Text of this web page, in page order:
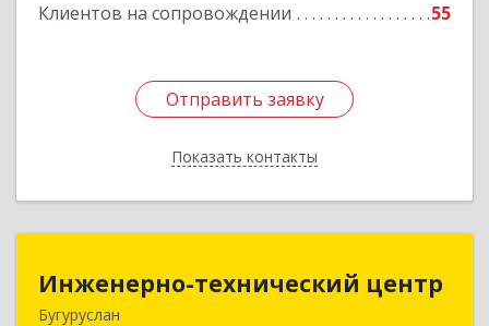
Клиентов на сопровождении 55
Отправить заявку
Показать контакты
Отправить заявку
Назад
Инженерно-технический центр
Бугуруслан
Инженерно-технический центр
461633, Оренбургская обл, Бугуруслан г,